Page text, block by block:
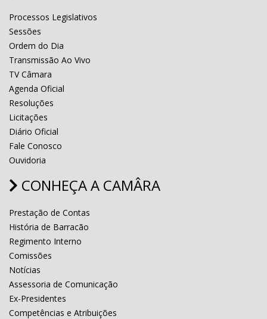
Processos Legislativos
Sessões
Ordem do Dia
Transmissão Ao Vivo
TV Câmara
Agenda Oficial
Resoluções
Licitações
Diário Oficial
Fale Conosco
Ouvidoria
CONHEÇA A CAMÂRA
Prestação de Contas
História de Barracão
Regimento Interno
Comissões
Notícias
Assessoria de Comunicação
Ex-Presidentes
Competências e Atribuições